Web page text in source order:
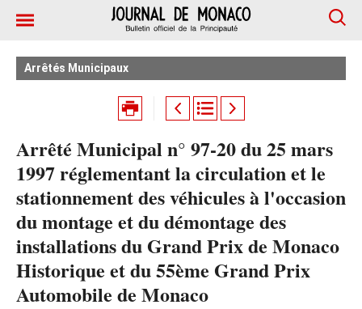
Arrêtés Municipaux
Arrêté Municipal n° 97-20 du 25 mars
1997 réglementant la circulation et le
stationnement des véhicules à l'occasion
du montage et du démontage des
installations du Grand Prix de Monaco
Historique et du 55ème Grand Prix
Automobile de Monaco